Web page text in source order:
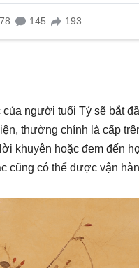
người tuổi Tý sẽ bắt
thường chính là cấp
khuyên hoặc đem đến
cũng có thể được vận